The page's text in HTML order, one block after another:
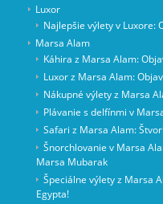
Luxor
Najlepšie výlety v Luxore:
Marsa Alam
Káhira z Marsa Alam:
Luxor z Marsa Alam:
Nákupné výlety z Marsa
Plávanie s delfínmi v
Safari z Marsa Alam:
Šnorchlovanie v Marsa
Marsa Mubarak
Špeciálne výlety z Marsa
Egypta!